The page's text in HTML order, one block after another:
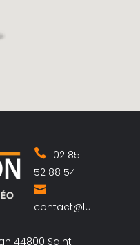
02 85
52 88 54
contact@lu
44800 Saint